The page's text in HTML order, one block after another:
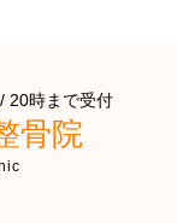
20時まで受付
骨院